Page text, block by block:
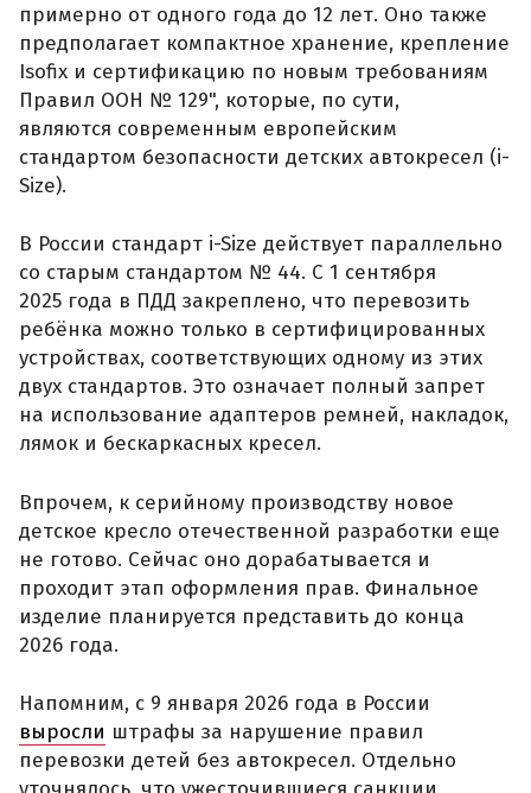
примерно от одного года до 12 лет. Оно также
предполагает компактное хранение, крепление
Isofix и сертификацию по новым требованиям
Правил ООН № 129", которые, по сути,
являются современным европейским
стандартом безопасности детских автокресел (i-
Size).
В России стандарт i-Size действует параллельно
со старым стандартом № 44. С 1 сентября
2025 года в ПДД закреплено, что перевозить
ребёнка можно только в сертифицированных
устройствах, соответствующих одному из этих
двух стандартов. Это означает полный запрет
на использование адаптеров ремней, накладок,
лямок и бескаркасных кресел.
Впрочем, к серийному производству новое
детское кресло отечественной разработки еще
не готово. Сейчас оно дорабатывается и
проходит этап оформления прав. Финальное
изделие планируется представить до конца
2026 года.
Напомним, с 9 января 2026 года в России
выросли штрафы за нарушение правил
перевозки детей без автокресел. Отдельно